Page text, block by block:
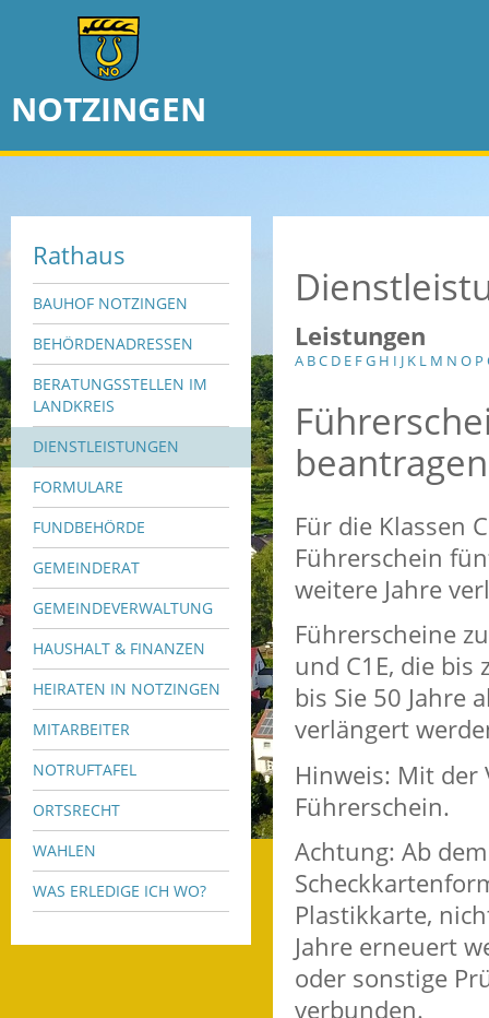
NOTZINGEN
Rathaus
BAUHOF NOTZINGEN
BEHÖRDENADRESSEN
BERATUNGSSTELLEN IM
LANDKREIS
DIENSTLEISTUNGEN
FORMULARE
FUNDBEHÖRDE
GEMEINDERAT
GEMEINDEVERWALTUNG
HAUSHALT & FINANZEN
HEIRATEN IN NOTZINGEN
MITARBEITER
NOTRUFTAFEL
ORTSRECHT
WAHLEN
WAS ERLEDIGE ICH WO?
Leistungen
A BC D E FG H I J K L M N O P
beantragen
Für die Klassen
Führerschein
weitere Jahre
Führerscheine
und C1E, die
bis Sie 50 Jahre
verlängert
Hinweis: Mit der
Führerschein.
Achtung: Ab
Plastikkarte,
Jahre erneuert
oder sonstige
verbunden.